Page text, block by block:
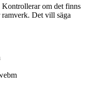
om det finns
Det vill säga